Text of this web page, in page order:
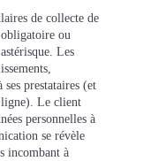
de collecte de
obligatoire ou
Les
ses prestataires (et
ligne). Le client
personnelles à
se révèle
incombant à